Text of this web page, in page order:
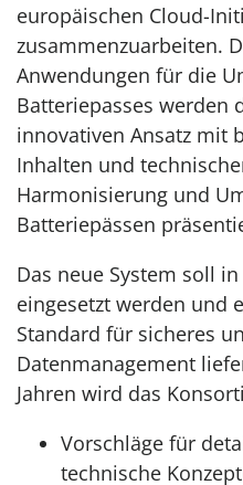
europäischen Cloud-
zusammenzuarbeiten.
Anwendungen für die
Batteriepasses werden
innovativen Ansatz mit
Inhalten und
Harmonisierung und
Batteriepässen
Das neue System soll
eingesetzt werden und
Standard für sicheres
Datenmanagement
Jahren wird das
Vorschläge für
technische